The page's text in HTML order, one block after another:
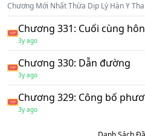
Kết quả là, Lý Tự Tại nhìn trước
đáng yêu Lý Hàn Y, bắt đầu
bước một đem Lý Hàn Y sủng
bước một sủng cái trước thần
...
[ keng, chúc mừng kí chủ nuôi
Chương Mới NhấtThừa Dịp Lý Hàn Y
Chương 331: Cuối cùng
3y ago
Chương 330: Dẫn đường
3y ago
Chương 329: Công bố
3y ago